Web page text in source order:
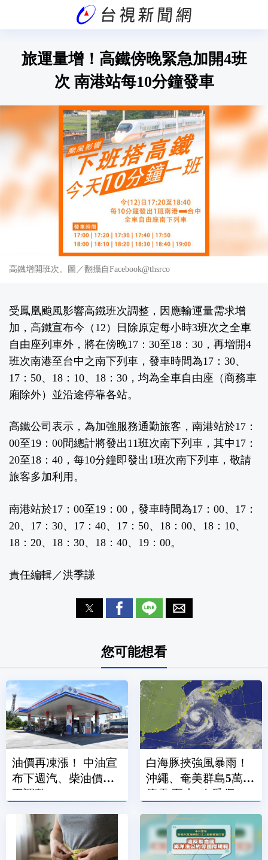
旅運量增！高鐵傍晚緊急加開4班
次 南港站每10分鐘發車
高鐵增開班次。圖／翻攝自Facebook@thsrco
受鳳凰颱風影響高鐵班次調整，因應輸運量需求增
加，高鐵宣布今（12）日除原定每小時3班次之全車
自由座列車外，將在傍晚17：30至18：30，再增開4
班次南港至台中之南下列車，發車時間為17：30、
17：50、18：10、18：30，均為全車自由座（商務車
廂除外）並沿途停靠各站。
高鐵公司表示，為加強服務通勤旅客，南港站於17：
00至19：00間總計將發出11班次南下列車，其中17：
20至18：40，每10分鐘即發出1班次南下列車，敬請
旅客多加利用。
南港站於17：00至19：00，發車時間為17：00、17：
20、17：30、17：40、17：50、18：00、18：10、
18：20、18：30、18：40、19：00。
責任編輯／洪季謙
您可能想看
油價再凍漲！ 中油宣
布下週汽、柴油價格
不調整
白海豚挾強風暴雨！
沖繩、奄美群島5萬戶
停電 至少7人受傷